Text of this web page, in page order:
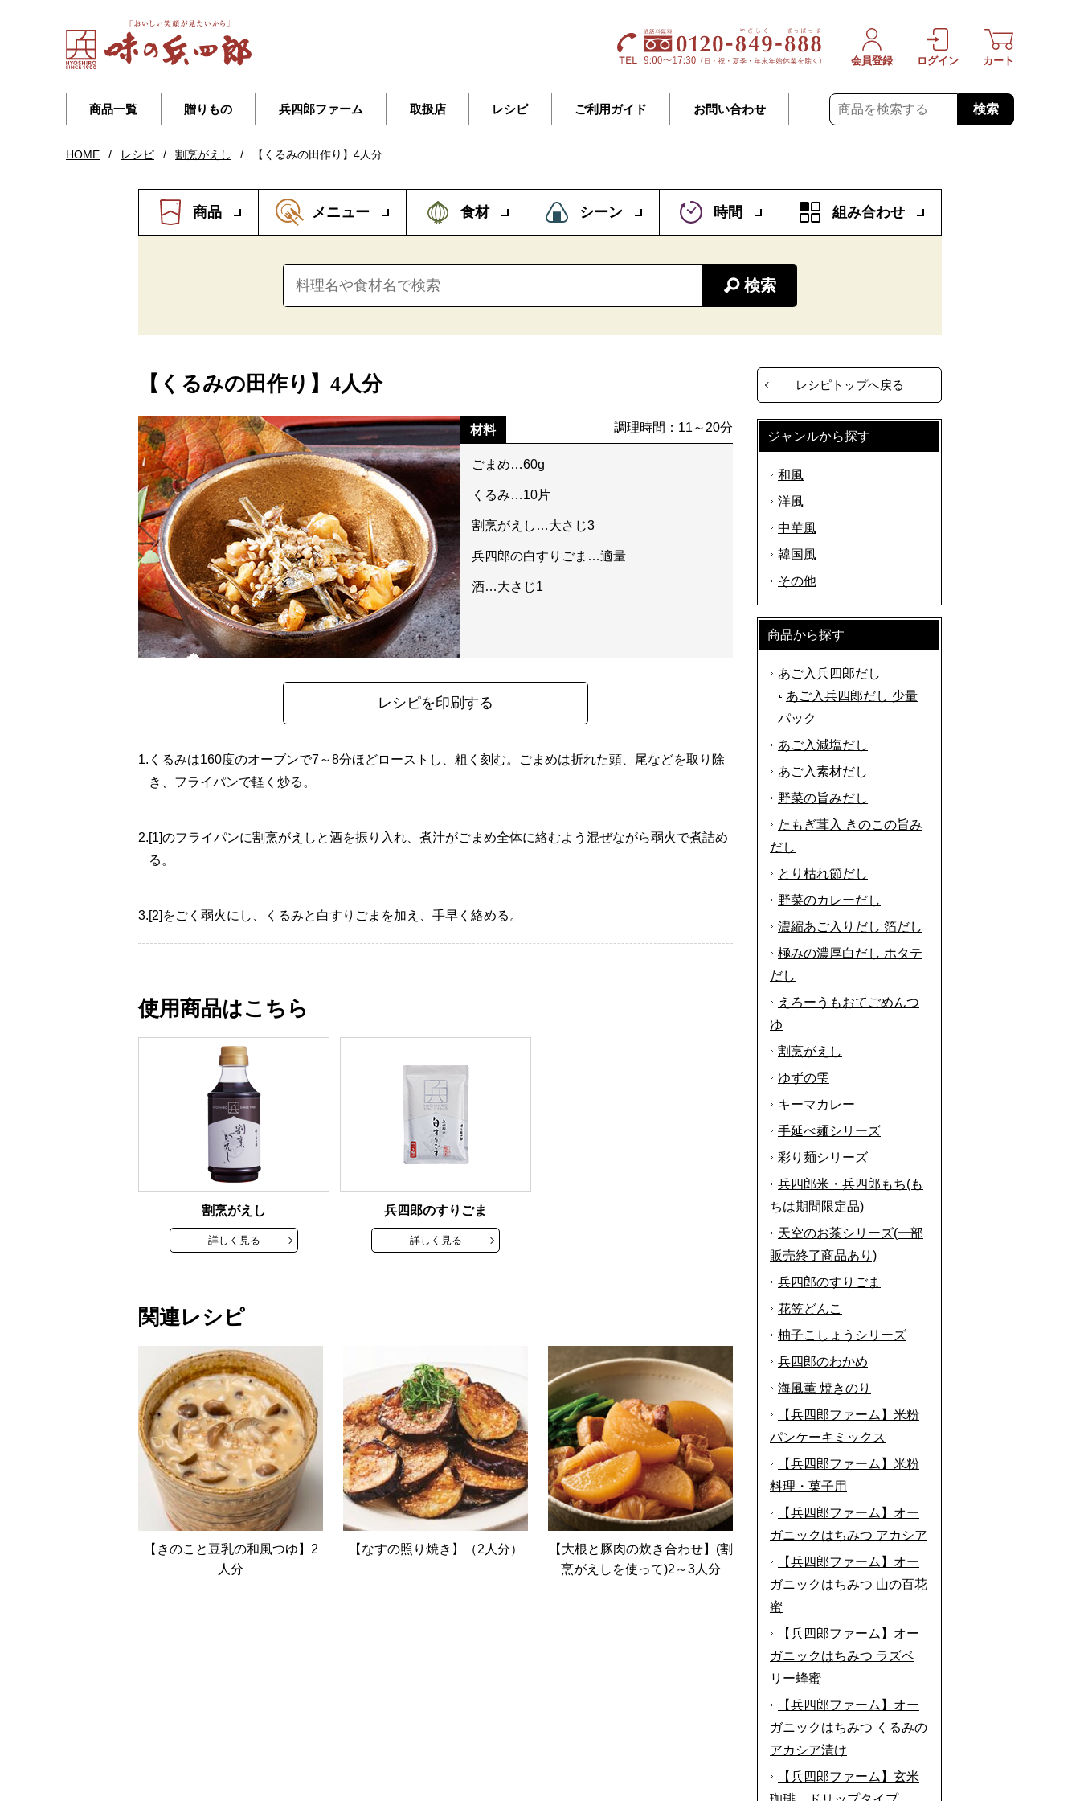
商品一覧 贈りもの 兵四郎ファーム 取扱店 レシピ ご利用ガイド お問い合わせ 検索
会員登録 ログイン カート
HOME / レシピ / 割烹がえし / 【くるみの田作り】4人分
商品 メニュー 食材 シーン 時間 組み合わせ
検索
【くるみの田作り】4人分
材料 調理時間：11～20分
ごまめ…60g
くるみ…10片
割烹がえし…大さじ3
兵四郎の白すりごま…適量
酒…大さじ1
レシピを印刷する
1. くるみは160度のオーブンで7～8分ほどローストし、粗く刻む。ごまめは折れた頭、尾などを取り除
き、フライパンで軽く炒る。
2.[1]のフライパンに割烹がえしと酒を振り入れ、煮汁がごまめ全体に絡むよう混ぜながら弱火で煮詰め
る。
3.[2]をごく弱火にし、くるみと白すりごまを加え、手早く絡める。
使用商品はこちら
割烹がえし
詳しく見る
兵四郎のすりごま
詳しく見る
関連レシピ
【きのこと豆乳の和風つゆ】2
人分
【なすの照り焼き】（2人分）
【大根と豚肉の炊き合わせ】(割
烹がえしを使って)2～3人分
レシピトップへ戻る
ジャンルから探す
和風
洋風
中華風
韓国風
その他
商品から探す
あご入兵四郎だし
あご入兵四郎だし 少量
パック
あご入減塩だし
あご入素材だし
野菜の旨みだし
たもぎ茸入 きのこの旨み
だし
とり枯れ節だし
野菜のカレーだし
濃縮あご入りだし 箔だし
極みの濃厚白だし ホタテ
だし
えろーうもおてごめんつ
ゆ
割烹がえし
ゆずの雫
キーマカレー
手延べ麺シリーズ
彩り麺シリーズ
兵四郎米・兵四郎もち(も
ちは期間限定品)
天空のお茶シリーズ(一部
販売終了商品あり)
兵四郎のすりごま
花笠どんこ
柚子こしょうシリーズ
兵四郎のわかめ
海風薫 焼きのり
【兵四郎ファーム】米粉
パンケーキミックス
【兵四郎ファーム】米粉
料理・菓子用
【兵四郎ファーム】オー
ガニックはちみつ アカシア
【兵四郎ファーム】オー
ガニックはちみつ 山の百花
蜜
【兵四郎ファーム】オー
ガニックはちみつ ラズベ
リー蜂蜜
【兵四郎ファーム】オー
ガニックはちみつ くるみの
アカシア漬け
【兵四郎ファーム】玄米